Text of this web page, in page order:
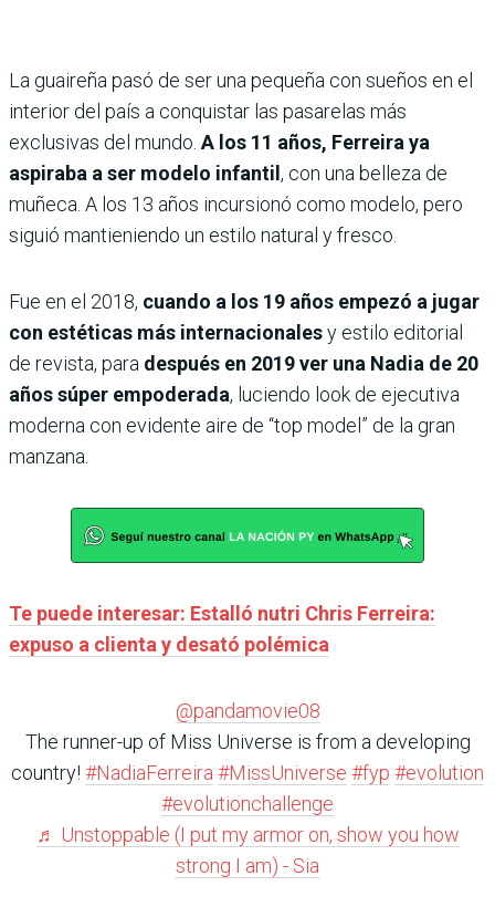
La guaireña pasó de ser una pequeña con sueños en el
interior del país a conquistar las pasarelas más
exclusivas del mundo. A los 11 años, Ferreira ya
aspiraba a ser modelo infantil , con una belleza de
muñeca. A los 13 años incursionó como modelo, pero
siguió mantieniendo un estilo natural y fresco.
Fue en el 2018, cuando a los 19 años empezó a jugar
con estéticas más internacionalesy estilo editorial
de revista, para después en 2019 ver una Nadia de 20
años súper empoderada, luciendo look de ejecutiva
moderna con evidente aire de “top model” de la gran
manzana.
Te puede interesar: Estalló nutri Chris Ferreira:
expuso a clienta y desató polémica
@pandamovie08
The runner-up of Miss Universe is from a developing
country! #NadiaFerreira #MissUniverse #fyp #evolution
#evolutionchallenge
♬ Unstoppable (I put my armor on, show you how
strong I am) - Sia